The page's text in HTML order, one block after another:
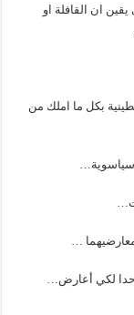
ان القافلة او
بكل ما املك من
…
لكي أعارض…